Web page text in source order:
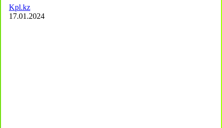
Kpl.kz
17.01.2024